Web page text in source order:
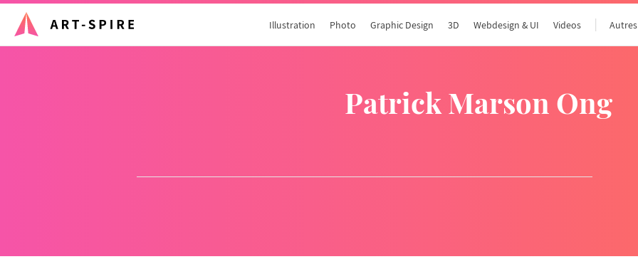
Illustration Photo Graphic Design 3D Webdesign & UI Videos Autres
Patrick Marson Ong